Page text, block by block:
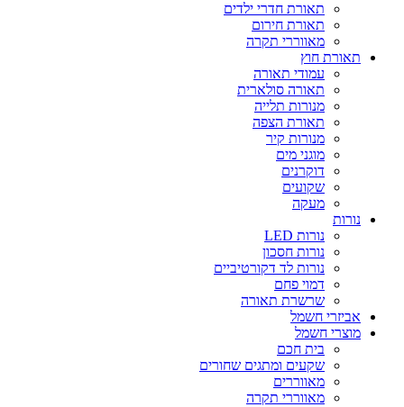
תאורת חדרי ילדים
תאורת חירום
מאווררי תקרה
תאורת חוץ
עמודי תאורה
תאורה סולארית
מנורות תלייה
תאורת הצפה
מנורות קיר
מוגני מים
דוקרנים
שקועים
מעקה
נורות
נורות LED
נורות חסכון
נורות לד דקורטיביים
דמוי פחם
שרשרת תאורה
אביזרי חשמל
מוצרי חשמל
בית חכם
שקעים ומתגים שחורים
מאווררים
מאווררי תקרה